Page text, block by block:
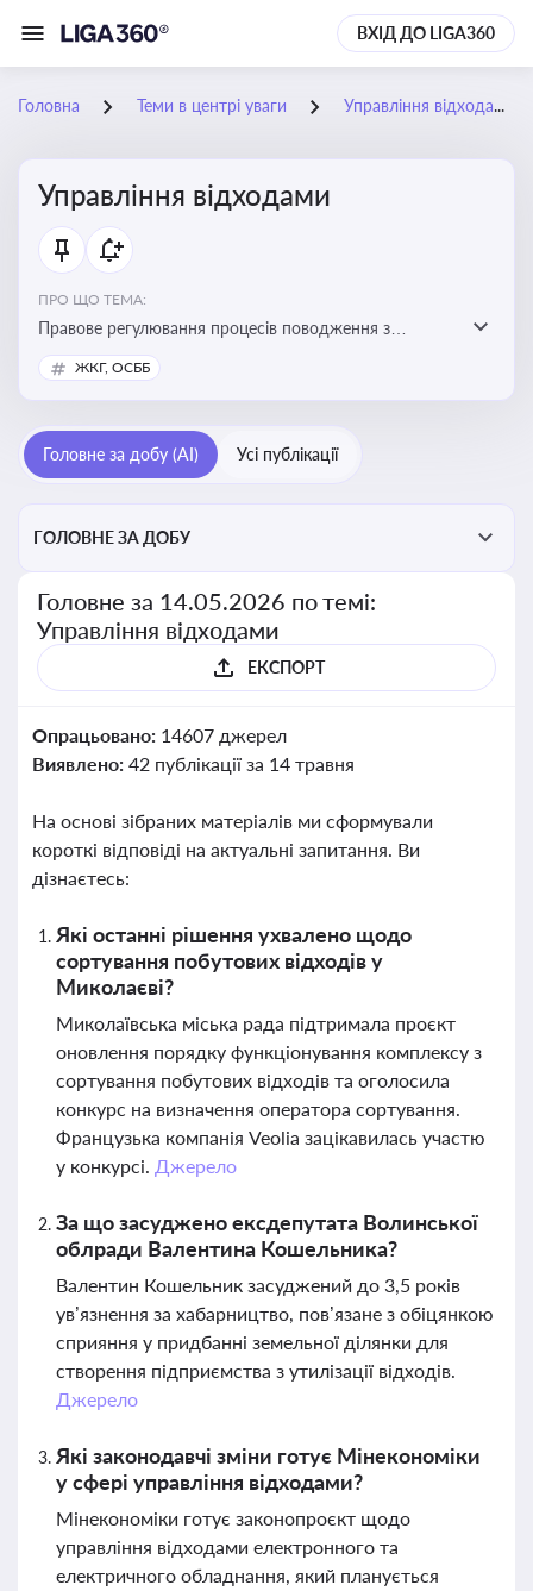
ВХІД ДО LIGA360
Головна Теми в центрі уваги Управління відходами
Управління відходами
ПРО ЩО ТЕМА:
Правове регулювання процесів поводження з
відходами, включаючи їх збирання, оброблення та
утилізацію, дотримання екологічних вимог та
ЖКГ, ОСББ
Головне за добу (AI) Усі публікації
ГОЛОВНЕ ЗА ДОБУ
Головне за 14.05.2026 по темі:
Управління відходами
ЕКСПОРТ
Опрацьовано: 14607 джерел
Виявлено: 42 публікації за 14 травня
На основі зібраних матеріалів ми сформували
короткі відповіді на актуальні запитання. Ви
дізнаєтесь:
Які останні рішення ухвалено щодо
сортування побутових відходів у
Миколаєві?
Миколаївська міська рада підтримала проєкт
оновлення порядку функціонування комплексу з
сортування побутових відходів та оголосила
конкурс на визначення оператора сортування.
Французька компанія Veolia зацікавилась участю
у конкурсі. Джерело
За що засуджено ексдепутата Волинської
облради Валентина Кошельника?
Валентин Кошельник засуджений до 3,5 років
ув’язнення за хабарництво, пов’язане з обіцянкою
сприяння у придбанні земельної ділянки для
створення підприємства з утилізації відходів.
Джерело
Які законодавчі зміни готує Мінекономіки
у сфері управління відходами?
Мінекономіки готує законопроєкт щодо
управління відходами електронного та
електричного обладнання, який планується